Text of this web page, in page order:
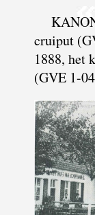
cruiput
1888, het
(GVE 1-